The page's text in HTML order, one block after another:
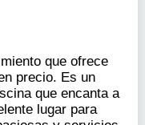
que ofrece
precio. Es un
que encanta a
lugar para